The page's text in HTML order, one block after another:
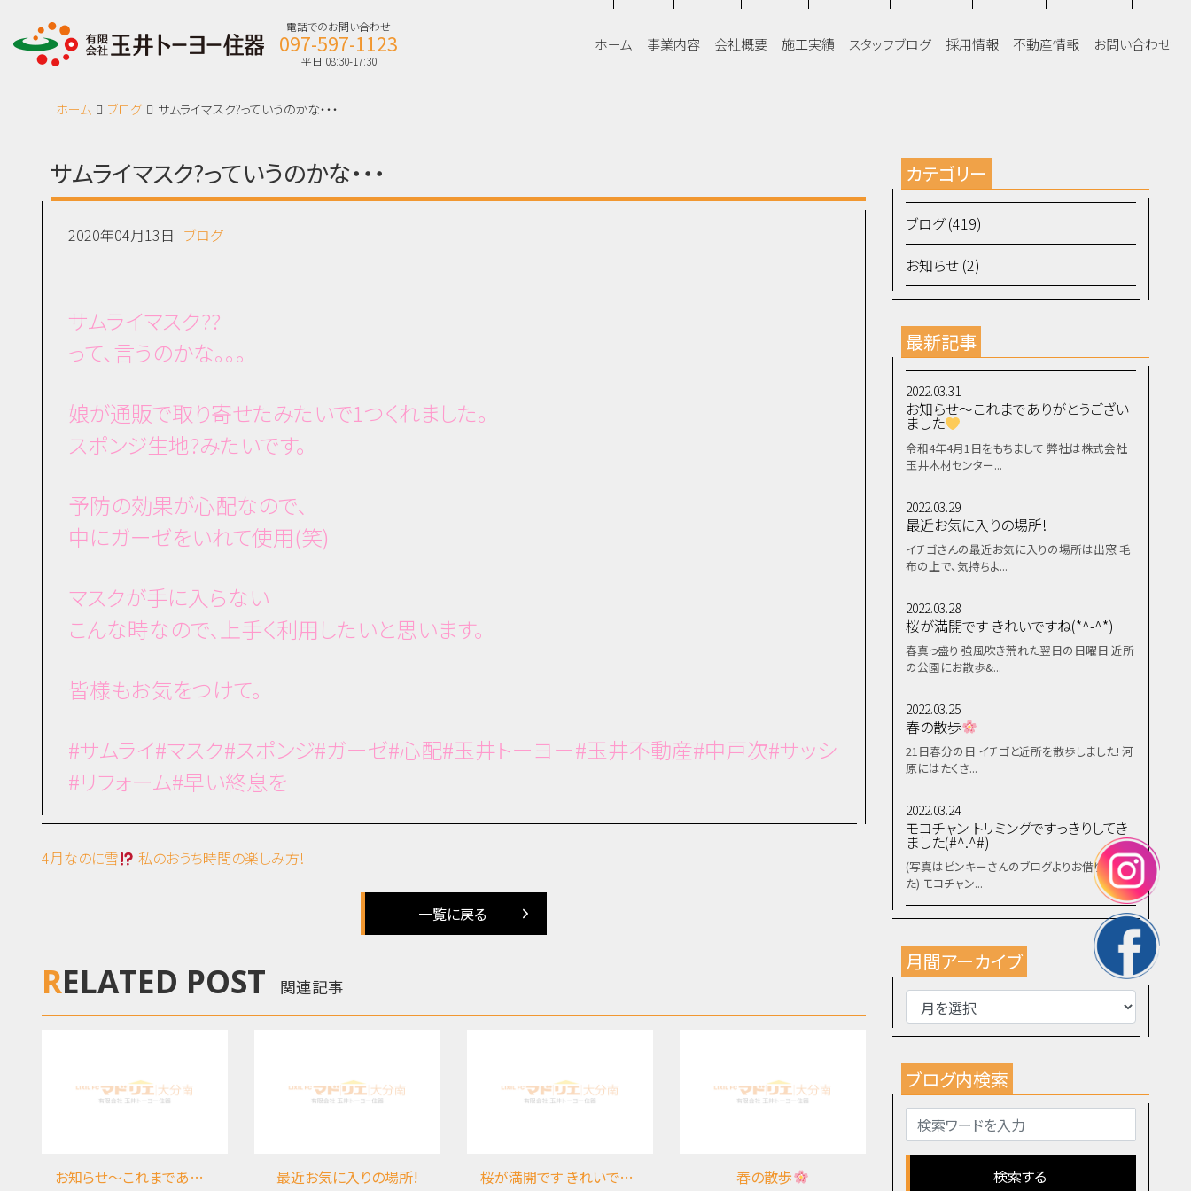
電話でのお問い合わせ
097-597-1123
平日 08:30-17:30
ホーム 事業内容 会社概要 施工実績 スタッフブログ 採用情報 不動産情報 お問い合わせ
ホーム ブログ サムライマスク?っていうのかな・・・
サムライマスク?っていうのかな・・・
2020年04月13日 ブログ
サムライマスク??
って、言うのかな。。。
娘が通販で取り寄せたみたいで1つくれました。
スポンジ生地?みたいです。
予防の効果が心配なので、
中にガーゼをいれて使用(笑)
マスクが手に入らない
こんな時なので、上手く利用したいと思います。
皆様もお気をつけて。
#サムライ#マスク#スポンジ#ガーゼ#心配#玉井トーヨー#玉井不動産#中戸次#サッシ
#リフォーム#早い終息を
4月なのに雪 私のおうち時間の楽しみ方!
一覧に戻る
RELATED POST 関連記事
お知らせ～これまでありがとうございました 最近お気に入りの場所! 桜が満開です きれいですね(*^-^*) 春の散歩
カテゴリー
ブログ (419)
お知らせ (2)
最新記事
2022.03.31
お知らせ～これまでありがとうござい
ました
令和4年4月1日をもちまして 弊社は株式会社
玉井木材センター...
2022.03.29
最近お気に入りの場所!
イチゴさんの最近お気に入りの場所は出窓 毛
布の上で、気持ちよ...
2022.03.28
桜が満開です きれいですね(*^-^*)
春真っ盛り 強風吹き荒れた翌日の日曜日 近所
の公園にお散歩&...
2022.03.25
春の散歩
21日春分の日 イチゴと近所を散歩しました! 河
原にはたくさ...
2022.03.24
モコチャン トリミングですっきりしてき
ました(#^.^#)
(写真はピンキーさんのブログよりお借りしまし
た) モコチャン...
月間アーカイブ
ブログ内検索